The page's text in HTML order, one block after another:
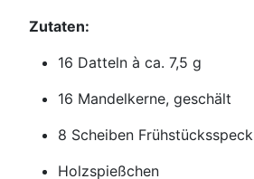
Zutaten:
16 Datteln à ca. 7,5 g
16 Mandelkerne, geschält
8 Scheiben Frühstücksspeck
Holzspießchen